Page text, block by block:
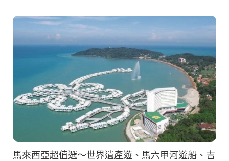
馬來西亞超值選～世界遺產遊、馬六甲河遊船、吉